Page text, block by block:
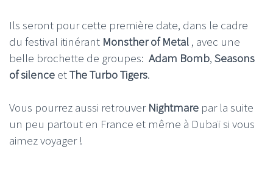
Ils seront pour cette première date, dans le cadre
du festival itinérant Monsther of Metal , avec une
belle brochette de groupes: Adam Bomb, Seasons
of silence etThe Turbo Tigers.
Vous pourrez aussi retrouver Nightmare par la suite
un peu partout en France et même à Dubaï si vous
aimez voyager !